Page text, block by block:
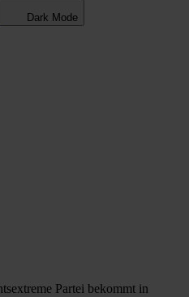
Dark Mode
Partei bekommt in